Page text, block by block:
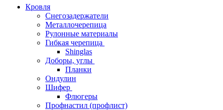
Кровля
Снегозадержатели
Металлочерепица
Рулонные материалы
Гибкая черепица
Shinglas
Доборы, углы
Планки
Ондулин
Шифер
Флюгеры
Профнастил (профлист)